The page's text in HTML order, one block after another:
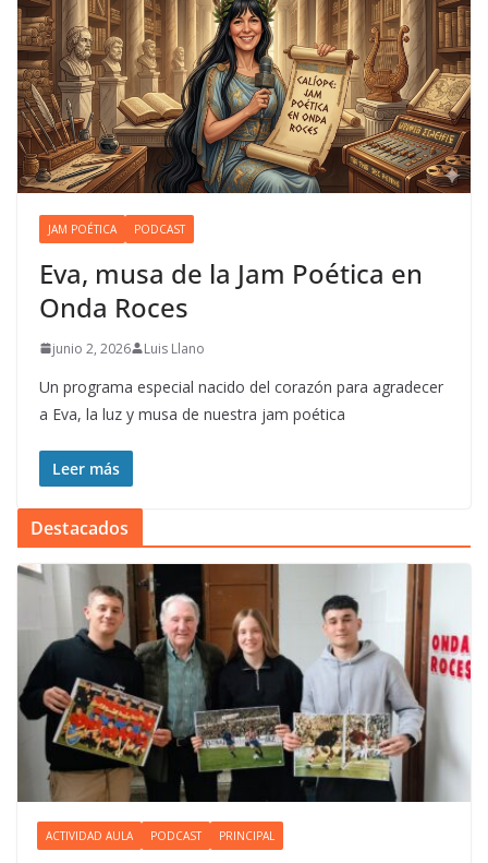
JAM POÉTICA PODCAST
Eva, musa de la Jam Poética en
Onda Roces
junio 2, 2026 Luis Llano
Un programa especial nacido del corazón para agradecer
a Eva, la luz y musa de nuestra jam poética
Leer más
Destacados
ACTIVIDAD AULA PODCAST PRINCIPAL